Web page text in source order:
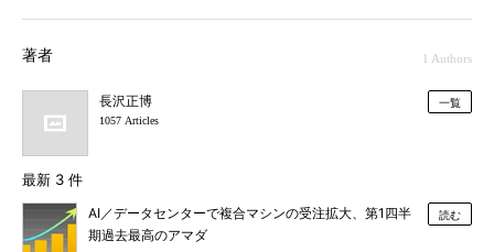
著者 1 Authors
長沢正博
1057 Articles
一覧
最新 3 件
AI／データセンターで複合マシンの受注拡大、第1四半
期過去最高のアマダ
読む